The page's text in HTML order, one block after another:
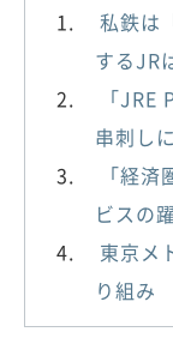
私鉄は
するJR
「
串刺しに
「経
ビスの
東京メ
り組み